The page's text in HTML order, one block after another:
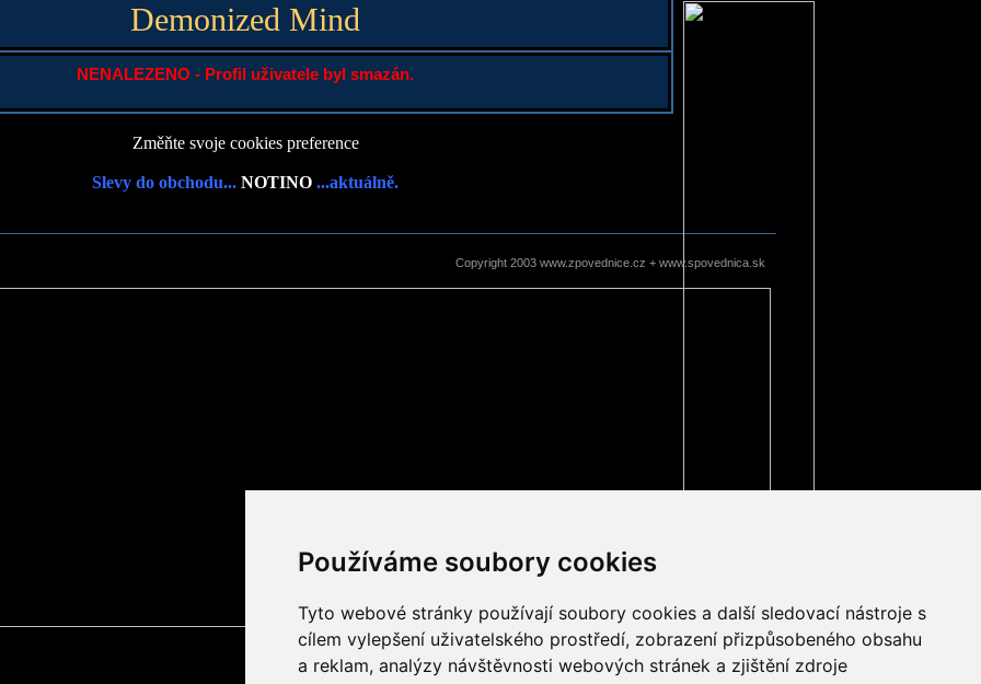
Používáme soubory cookies
Tyto webové stránky používají soubory cookies a další sledovací nástroje s
cílem vylepšení uživatelského prostředí, zobrazení přizpůsobeného obsahu
a reklam, analýzy návštěvnosti webových stránek a zjištění zdroje
Demonized Mind
NENALEZENO - Profil uživatele byl smazán.
Změňte svoje cookies preference
Slevy do obchodu... NOTINO ...aktuálně.
Copyright 2003 www.zpovednice.cz + www.spovednica.sk